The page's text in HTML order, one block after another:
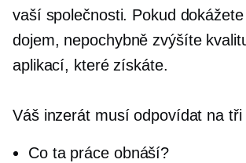
vaší společnosti. Pokud
dojem, nepochybně zvýšíte
aplikací, které získáte.
Váš inzerát musí odpovídat na tři
Co ta práce obnáší?